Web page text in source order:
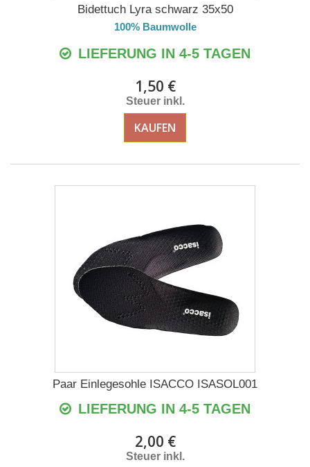
Bidettuch Lyra schwarz 35x50
100% Baumwolle
LIEFERUNG IN 4-5 TAGEN
1,50 €
Steuer inkl.
KAUFEN
Paar Einlegesohle ISACCO ISASOL001
LIEFERUNG IN 4-5 TAGEN
2,00 €
Steuer inkl.